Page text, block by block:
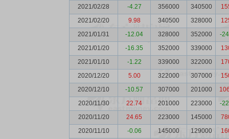
2021/02/28
-4.27 356000 340500
2021/02/20
9.98 340500 328000
2021/01/31
-12.04 328000 352000
-
2021/01/20
-16.35 352000 339000
2021/01/10
-1.22 339000 322000
2020/12/20
5.00 322000 307000
2020/12/10
-10.57 307000 201000
2020/11/30
22.74 201000 223000
-
2020/11/20
24.65 223000 145000
2020/11/10
-0.06 145000 129000